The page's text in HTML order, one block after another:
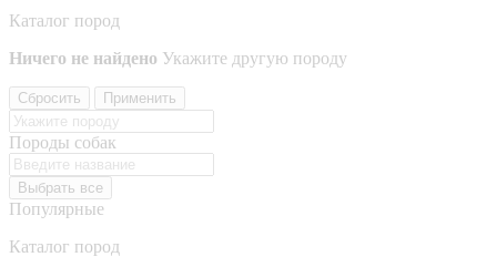
Каталог пород
Ничего не найдено Укажите другую породу
Сбросить Применить
Породы собак
Выбрать все
Популярные
Каталог пород